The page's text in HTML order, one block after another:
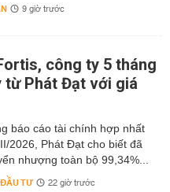
9 giờ trước
công ty 5 tháng
từ Phát Đạt với giá
báo cáo tài chính hợp nhất
2026, Phát Đạt cho biết đã
nhượng toàn bộ 99,34%...
TƯ 22 giờ trước